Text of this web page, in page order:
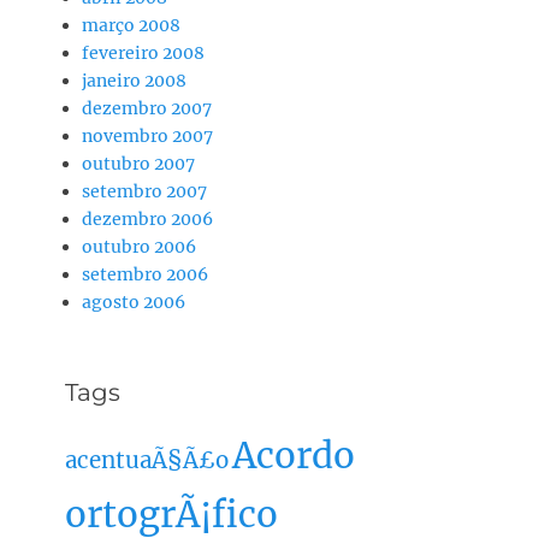
março 2008
fevereiro 2008
janeiro 2008
dezembro 2007
novembro 2007
outubro 2007
setembro 2007
dezembro 2006
outubro 2006
setembro 2006
agosto 2006
Tags
acentuaÃ§Ã£oAcordo
ortogrÃ¡fico